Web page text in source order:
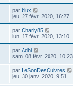
par blux
jeu. 27 févr. 2020, 16:27
par Charly85
lun. 17 févr. 2020, 13:10
par Adhi
sam. 08 févr. 2020, 10:23
par
LeSonDesCuivres
jeu. 30 janv. 2020, 9:51